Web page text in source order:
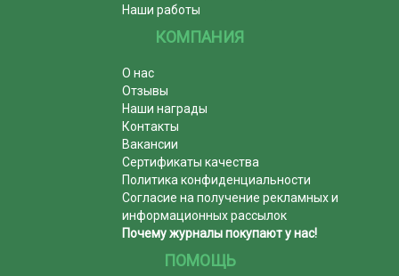
Наши работы
КОМПАНИЯ
О нас
Отзывы
Наши награды
Контакты
Вакансии
Сертификаты качества
Политика конфиденциальности
Согласие на получение рекламных и
информационных рассылок
Почему журналы покупают у нас!
ПОМОЩЬ